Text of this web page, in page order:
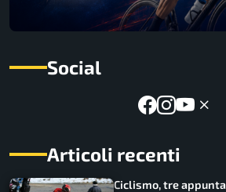
Social
Articoli recenti
Ciclismo, tre